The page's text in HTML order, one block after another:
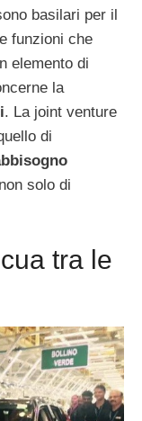
basilari per il
funzioni che
elemento di
la
. La joint venture
di
solo di
tra le